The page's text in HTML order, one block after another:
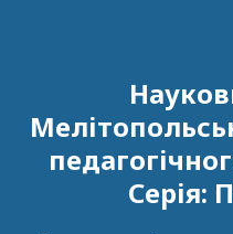
Серія: